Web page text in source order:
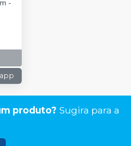
-
produto? Sugira para a